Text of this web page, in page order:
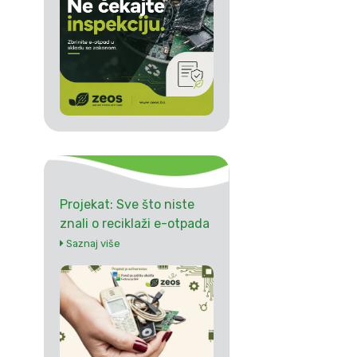
Projekat: Sve što niste
znali o reciklaži e-otpada
Saznaj više